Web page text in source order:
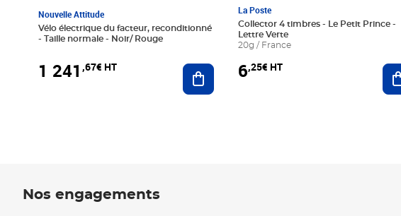
Nouvelle Attitude
Vélo électrique du facteur, reconditionné
- Taille normale - Noir/ Rouge
1 241 ,67€ HT Ajouter au panier
La Poste
Collector 4 timbres - Le Petit Prince -
Lettre Verte
20g / France
6,25€ HT
Nos engagements